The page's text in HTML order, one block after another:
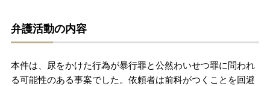
弁護活動の内容
本件は、尿をかけた行為が暴行罪と公然わいせつ罪に問われ
る可能性のある事案でした。依頼者は前科がつくことを回避